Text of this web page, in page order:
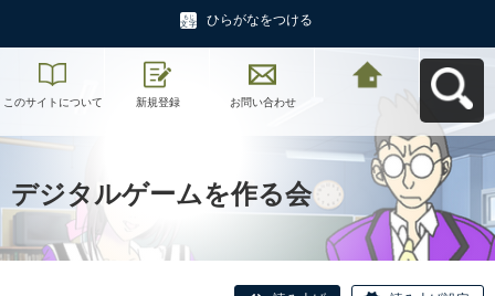
ひらがなをつける
このサイトについて 新規登録 お問い合わせ
デジタルゲームを作る会